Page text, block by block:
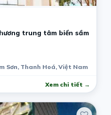
trung tâm biển sầm
Sơn, Thanh Hoá, Việt Nam
Xem chi tiết →